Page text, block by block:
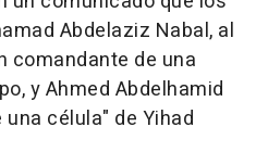
Abdelaziz Nabal, al
comandante de una
y Ahmed Abdelhamid
célula" de Yihad